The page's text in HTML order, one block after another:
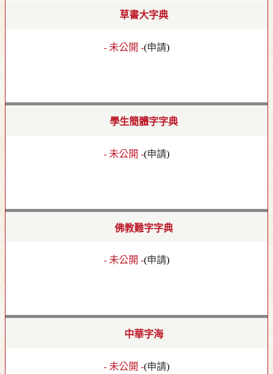
草書大字典
- 未公開 -(申請)
學生簡體字字典
- 未公開 -(申請)
佛教難字字典
- 未公開 -(申請)
中華字海
- 未公開 -(申請)